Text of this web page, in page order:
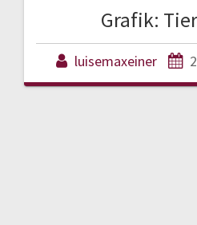
Grafik:
luisemaxeiner